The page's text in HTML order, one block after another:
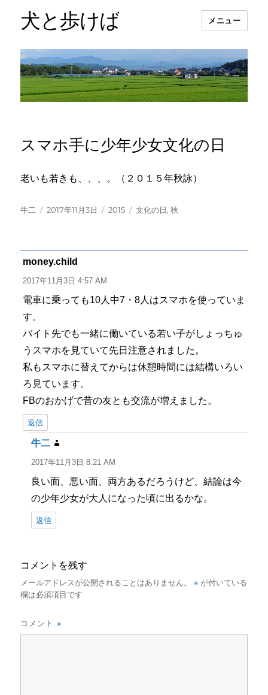
犬と歩けば メニュー
スマホ手に少年少女文化の日
老いも若きも、、、。（２０１５年秋詠）
投
牛二
投
2017年11月3日
カ
2015
タ
文化の日,秋
money.child
り:
2017年11月3日 4:57 AM
電車に乗っても10人中7・8人はスマホを使っていま
す。
バイト先でも一緒に働いている若い子がしょっちゅ
うスマホを見ていて先日注意されました。
私もスマホに替えてからは休憩時間には結構いろい
ろ見ています。
FBのおかげで昔の友とも交流が増えました。
返信
牛二
り:
2017年11月3日 8:21 AM
良い面、悪い面、両方あるだろうけど、結論は今
の少年少女が大人になった頃に出るかな。
返信
コメントを残す
メールアドレスが公開されることはありません。 ※ が付いている
欄は必須項目です
コメント※